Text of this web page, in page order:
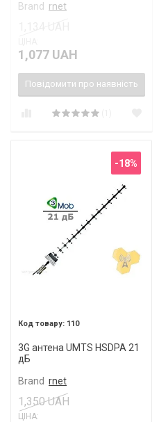
Brand rnet
1,077 UAH
Повідомити про наявність
-18%
110
3G антена UMTS HSDPA 21
дБ
Brand rnet
1,350 UAH
ЦІНА: